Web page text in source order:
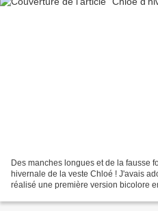
Des manches longues et de la fausse
hivernale de la veste Chloé ! J'avais
réalisé une première version bicolore